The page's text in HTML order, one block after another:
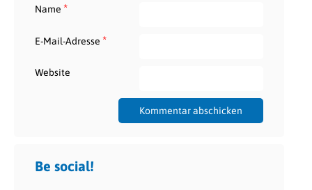
Name *
E-Mail-Adresse *
Website
Be social!